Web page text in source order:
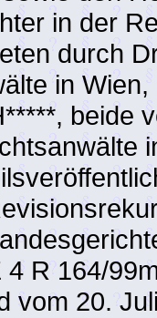
in der
durch
in
beide
R 164/
vom 20.